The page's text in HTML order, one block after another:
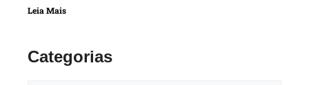
Leia Mais
Categorias